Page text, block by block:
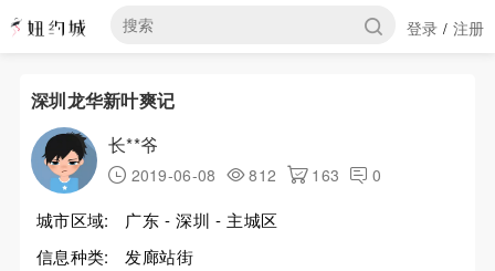
登录 / 注册
深圳龙华新叶爽记
长**爷
2019-06-08 812 163 0
城市区域:
广东 - 深圳 - 主城区
信息种类:
发廊站街